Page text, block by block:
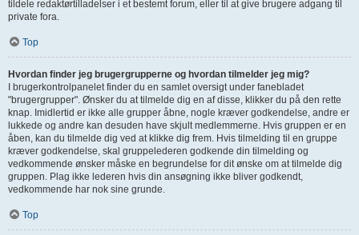
tildele redaktørtilladelser i et bestemt forum, eller til at give brugere adgang til
private fora.
Top
Hvordan finder jeg brugergrupperne og hvordan tilmelder jeg mig?
I brugerkontrolpanelet finder du en samlet oversigt under fanebladet
"brugergrupper". Ønsker du at tilmelde dig en af disse, klikker du på den rette
knap. Imidlertid er ikke alle grupper åbne, nogle kræver godkendelse, andre er
lukkede og andre kan desuden have skjult medlemmerne. Hvis gruppen er en
åben, kan du tilmelde dig ved at klikke dig frem. Hvis tilmelding til en gruppe
kræver godkendelse, skal gruppelederen godkende din tilmelding og
vedkommende ønsker måske en begrundelse for dit ønske om at tilmelde dig
gruppen. Plag ikke lederen hvis din ansøgning ikke bliver godkendt,
vedkommende har nok sine grunde.
Top